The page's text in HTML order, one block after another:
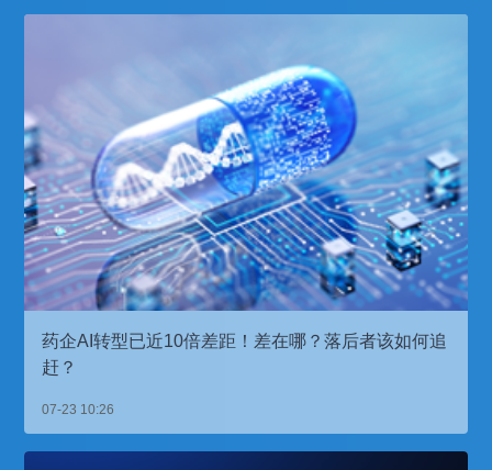
药企AI转型已近10倍差距！差在哪？落后者该如何追
赶？
07-23 10:26